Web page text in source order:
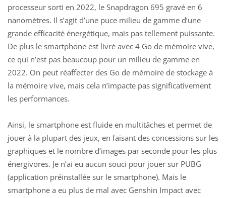
processeur sorti en 2022, le Snapdragon 695 gravé en 6
nanomètres. Il s’agit d’une puce milieu de gamme d’une
grande efficacité énergétique, mais pas tellement puissante.
De plus le smartphone est livré avec 4 Go de mémoire vive,
ce qui n’est pas beaucoup pour un milieu de gamme en
2022. On peut réaffecter des Go de mémoire de stockage à
la mémoire vive, mais cela n’impacte pas significativement
les performances.
Ainsi, le smartphone est fluide en multitâches et permet de
jouer à la plupart des jeux, en faisant des concessions sur les
graphiques et le nombre d’images par seconde pour les plus
énergivores. Je n’ai eu aucun souci pour jouer sur PUBG
(application préinstallée sur le smartphone). Mais le
smartphone a eu plus de mal avec Genshin Impact avec